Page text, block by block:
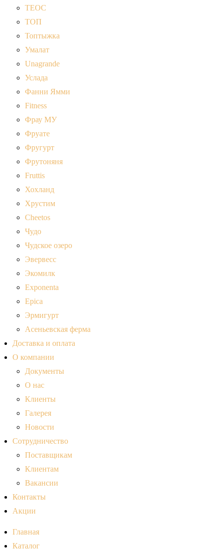
ТЕОС
ТОП
Топтыжка
Умалат
Unagrande
Услада
Фанни Ямми
Fitness
Фрау МУ
Фруате
Фругурт
Фрутоняня
Fruttis
Хохланд
Хрустим
Cheetos
Чудо
Чудское озеро
Эвервесс
Экомилк
Exponenta
Epica
Эрмигурт
Асеньевская ферма
Доставка и оплата
О компании
Документы
О нас
Клиенты
Галерея
Новости
Сотрудничество
Поставщикам
Клиентам
Вакансии
Контакты
Акции
Главная
Каталог